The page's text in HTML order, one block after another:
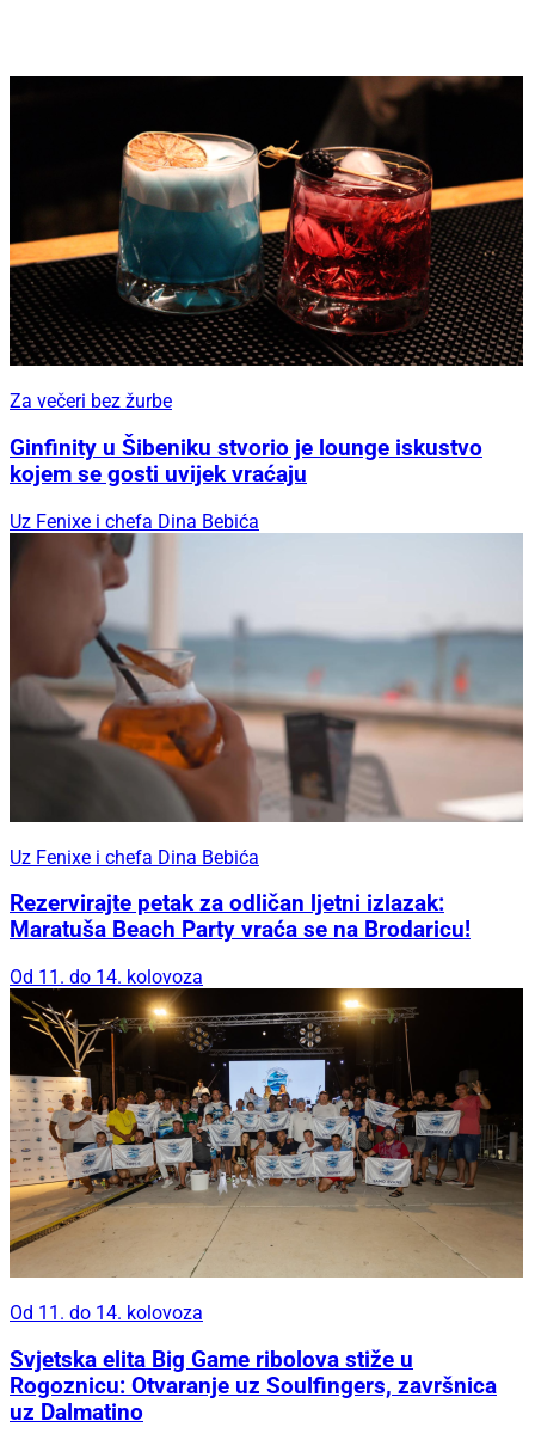
Za večeri bez žurbe
Ginfinity u Šibeniku stvorio je lounge iskustvo
kojem se gosti uvijek vraćaju
Uz Fenixe i chefa Dina Bebića
Uz Fenixe i chefa Dina Bebića
Rezervirajte petak za odličan ljetni izlazak:
Maratuša Beach Party vraća se na Brodaricu!
Od 11. do 14. kolovoza
Od 11. do 14. kolovoza
Svjetska elita Big Game ribolova stiže u
Rogoznicu: Otvaranje uz Soulfingers, završnica
uz Dalmatino